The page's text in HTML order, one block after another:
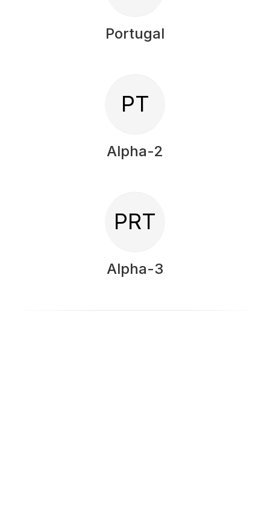
Portugal
PT
Alpha-2
PRT
Alpha-3